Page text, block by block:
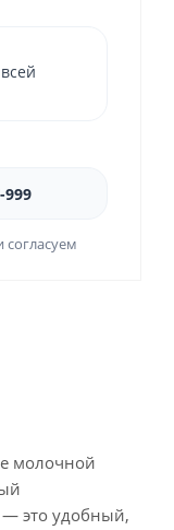
согласуем
молочной
— это удобный,